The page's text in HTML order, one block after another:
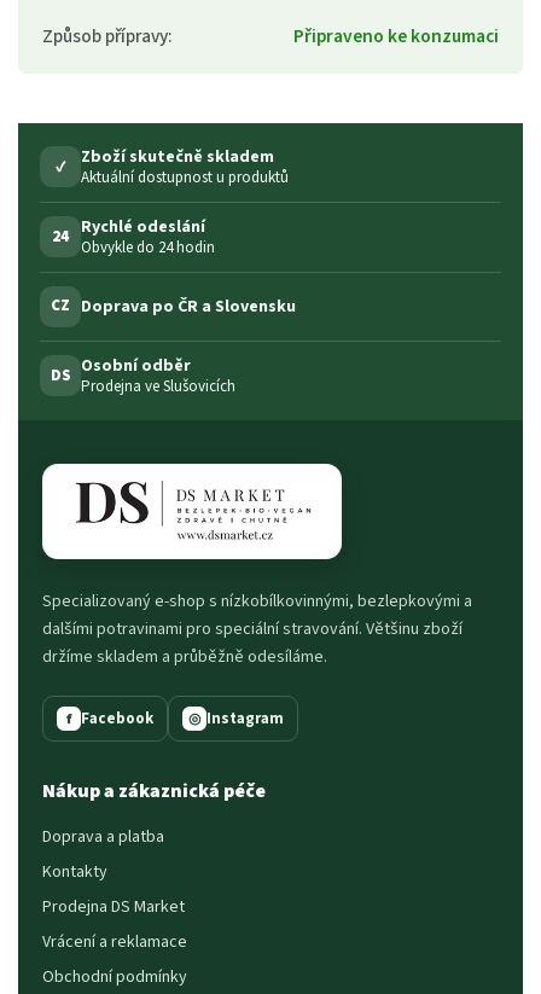
Způsob přípravy: Připraveno ke konzumaci
✓ Zboží skutečně skladem
Aktuální dostupnost u produktů
24 Rychlé odeslání
Obvykle do 24 hodin
CZ Doprava po ČR a Slovensku
DS Osobní odběr
Prodejna ve Slušovicích
Specializovaný e-shop s nízkobílkovinnými, bezlepkovými a
dalšími potravinami pro speciální stravování. Většinu zboží
držíme skladem a průběžně odesíláme.
f Facebook ◎ Instagram
Nákup a zákaznická péče
Doprava a platba
Kontakty
Prodejna DS Market
Vrácení a reklamace
Obchodní podmínky